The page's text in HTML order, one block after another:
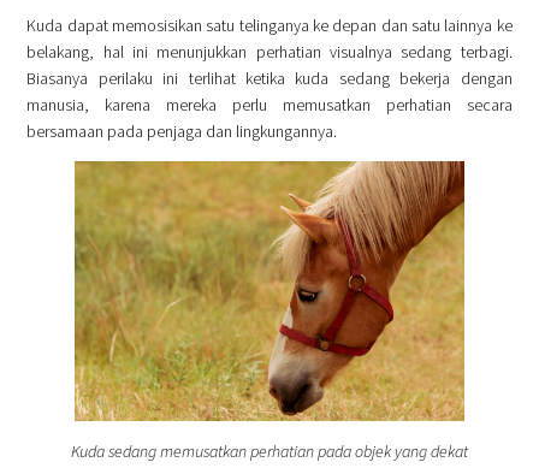
Kuda dapat memosisikan satu telinganya ke depan dan satu lainnya ke
belakang, hal ini menunjukkan perhatian visualnya sedang terbagi.
Biasanya perilaku ini terlihat ketika kuda sedang bekerja dengan
manusia, karena mereka perlu memusatkan perhatian secara
bersamaan pada penjaga dan lingkungannya.
Kuda sedang memusatkan perhatian pada objek yang dekat